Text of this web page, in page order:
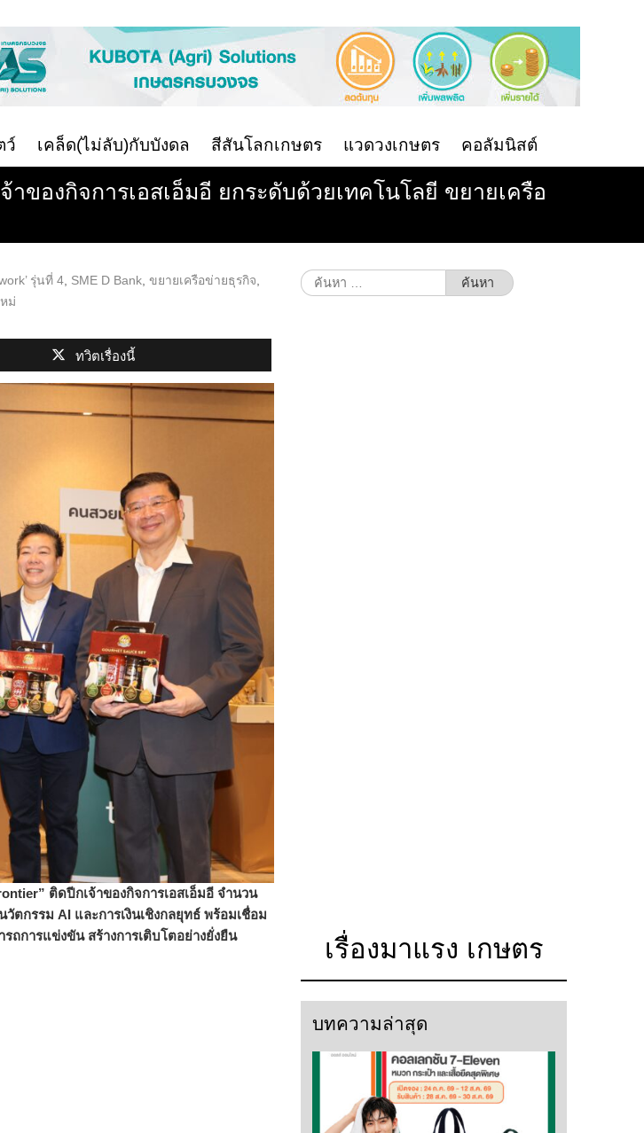
ว์ เคล็ด(ไม่ลับ)กับบังดล สีสันโลกเกษตร แวดวงเกษตร คอลัมนิสต์
าของกิจการเอสเอ็มอี ยกระดับด้วยเทคโนโลยี ขยายเครือ
รุ่นที่ 4 SME D Bank ขยายเครือข่ายธุรกิจ
ม่
ทวิตเรื่องนี้
ติดปีกเจ้าของกิจการเอสเอ็มอี จำนวน
ตกรรม AI และการเงินเชิงกลยุทธ์ พร้อมเชื่อม
รถการแข่งขัน สร้างการเติบโตอย่างยั่งยืน
ค้นหา
สำหรับ:
เรื่องมาแรง เกษตร
บทความล่าสุด